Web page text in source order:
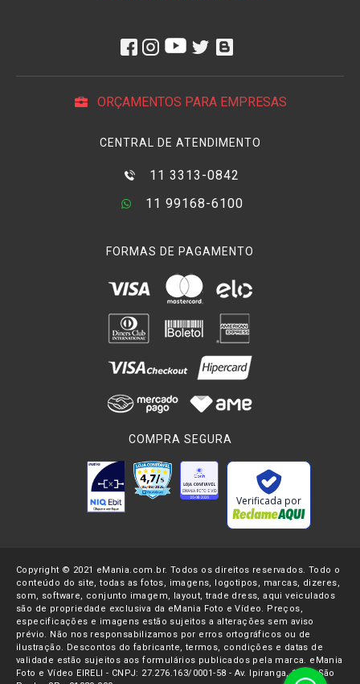
ORÇAMENTOS PARA EMPRESAS
CENTRAL DE ATENDIMENTO
11 3313-0842
11 99168-6100
FORMAS DE PAGAMENTO
COMPRA SEGURA
Verificada por
Copyright © 2021 eMania.com.br. Todos os direitos reservados. Todo o
conteúdo do site, todas as fotos, imagens, logotipos, marcas, dizeres,
som, software, conjunto imagem, layout, trade dress, aqui veiculados
são de propriedade exclusiva da eMania Foto e Vídeo. Preços,
especificações e imagens estão sujeitos a alterações sem aviso
prévio. Não nos responsabilizamos por erros ortográficos ou de
ilustração. Descontos do fabricante, termos, condições e datas de
validade estão sujeitos aos formulários publicados pela marca. eMania
Foto e Vídeo EIRELI - CNPJ: 27.276.163/0001-58 - Av. Ipiranga, 1107- São